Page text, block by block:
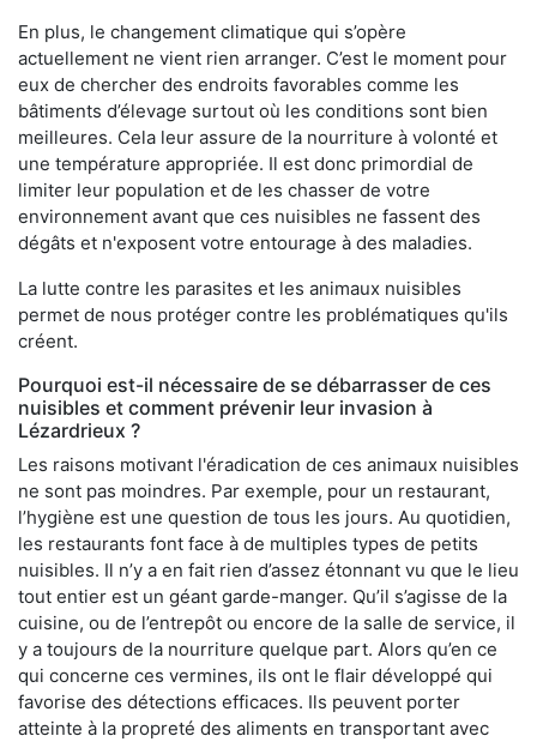
En plus, le changement climatique qui s’opère
actuellement ne vient rien arranger. C’est le moment pour
eux de chercher des endroits favorables comme les
bâtiments d’élevage surtout où les conditions sont bien
meilleures. Cela leur assure de la nourriture à volonté et
une température appropriée. Il est donc primordial de
limiter leur population et de les chasser de votre
environnement avant que ces nuisibles ne fassent des
dégâts et n'exposent votre entourage à des maladies.
La lutte contre les parasites et les animaux nuisibles
permet de nous protéger contre les problématiques qu'ils
créent.
Pourquoi est-il nécessaire de se débarrasser de ces
nuisibles et comment prévenir leur invasion à
Lézardrieux ?
Les raisons motivant l'éradication de ces animaux nuisibles
ne sont pas moindres. Par exemple, pour un restaurant,
l’hygiène est une question de tous les jours. Au quotidien,
les restaurants font face à de multiples types de petits
nuisibles. Il n’y a en fait rien d’assez étonnant vu que le lieu
tout entier est un géant garde-manger. Qu’il s’agisse de la
cuisine, ou de l’entrepôt ou encore de la salle de service, il
y a toujours de la nourriture quelque part. Alors qu’en ce
qui concerne ces vermines, ils ont le flair développé qui
favorise des détections efficaces. Ils peuvent porter
atteinte à la propreté des aliments en transportant avec